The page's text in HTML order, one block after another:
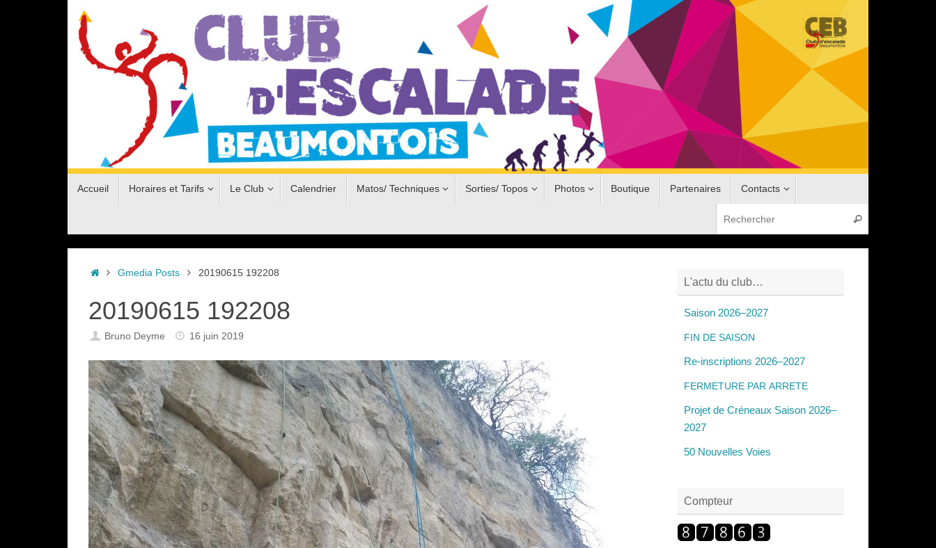
au
Accueil Horaires et Tarifs Le Club Calendrier Matos/ Techniques Sorties/ Topos Photos Boutique Partenaires Contacts
Rechercher
Accueil
Gmedia Posts 20190615 192208
20190615 192208
Bruno Deyme 16 juin 2019
L'actu du club…
Saison 2026–2027
FIN DE SAISON
Re-inscriptions 2026–2027
FERMETURE PAR ARRETE
Projet de Créneaux Saison 2026–
2027
50 Nouvelles Voies
Compteur